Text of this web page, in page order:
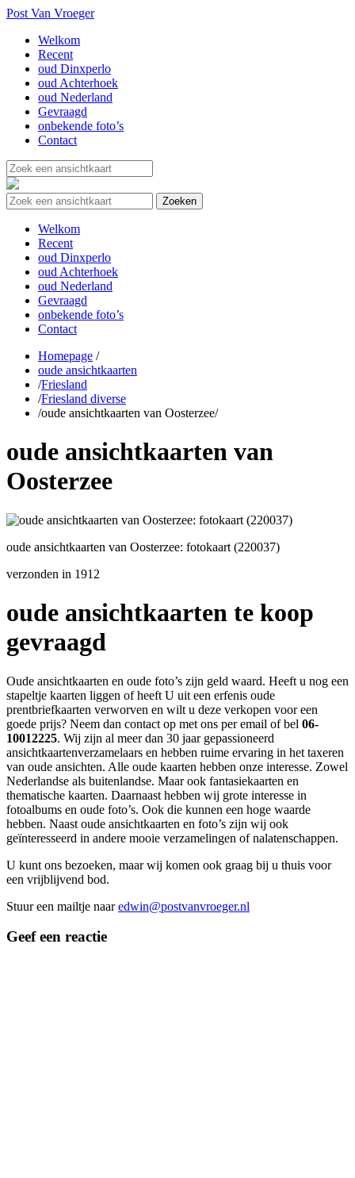
Post Van Vroeger
Welkom
Recent
oud Dinxperlo
oud Achterhoek
oud Nederland
Gevraagd
onbekende foto’s
Contact
Welkom
Recent
oud Dinxperlo
oud Achterhoek
oud Nederland
Gevraagd
onbekende foto’s
Contact
Homepage /
oude ansichtkaarten
/Friesland
/Friesland diverse
/oude ansichtkaarten van Oosterzee/
oude ansichtkaarten van
Oosterzee
oude ansichtkaarten van Oosterzee: fotokaart (220037)
verzonden in 1912
oude ansichtkaarten te koop
gevraagd
Oude ansichtkaarten en oude foto’s zijn geld waard. Heeft u nog een
stapeltje kaarten liggen of heeft U uit een erfenis oude
prentbriefkaarten verworven en wilt u deze verkopen voor een
goede prijs? Neem dan contact op met ons per email of bel 06-
10012225. Wij zijn al meer dan 30 jaar gepassioneerd
ansichtkaartenverzamelaars en hebben ruime ervaring in het taxeren
van oude ansichten. Alle oude kaarten hebben onze interesse. Zowel
Nederlandse als buitenlandse. Maar ook fantasiekaarten en
thematische kaarten. Daarnaast hebben wij grote interesse in
fotoalbums en oude foto’s. Ook die kunnen een hoge waarde
hebben. Naast oude ansichtkaarten en foto’s zijn wij ook
geïnteresseerd in andere mooie verzamelingen of nalatenschappen.
U kunt ons bezoeken, maar wij komen ook graag bij u thuis voor
een vrijblijvend bod.
Stuur een mailtje naaredwin@postvanvroeger.nl
Geef een reactie